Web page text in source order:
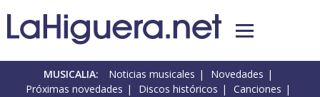
MUSICALIA: Noticias musicales
Novedades
Próximas novedades
Discos históricos
Canciones